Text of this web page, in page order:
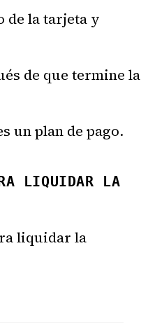
de la tarjeta y
de que termine la
un plan de pago.
LIQUIDAR LA
liquidar la